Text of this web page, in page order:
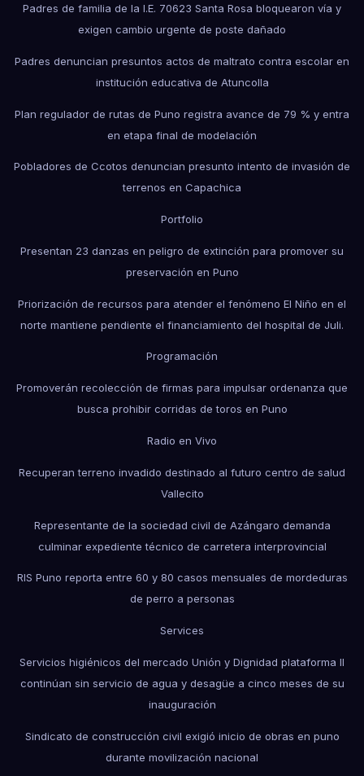
Padres de familia de la I.E. 70623 Santa Rosa bloquearon vía y
exigen cambio urgente de poste dañado
Padres denuncian presuntos actos de maltrato contra escolar en
institución educativa de Atuncolla
Plan regulador de rutas de Puno registra avance de 79 % y entra
en etapa final de modelación
Pobladores de Ccotos denuncian presunto intento de invasión de
terrenos en Capachica
Portfolio
Presentan 23 danzas en peligro de extinción para promover su
preservación en Puno
Priorización de recursos para atender el fenómeno El Niño en el
norte mantiene pendiente el financiamiento del hospital de Juli.
Programación
Promoverán recolección de firmas para impulsar ordenanza que
busca prohibir corridas de toros en Puno
Radio en Vivo
Recuperan terreno invadido destinado al futuro centro de salud
Vallecito
Representante de la sociedad civil de Azángaro demanda
culminar expediente técnico de carretera interprovincial
RIS Puno reporta entre 60 y 80 casos mensuales de mordeduras
de perro a personas
Services
Servicios higiénicos del mercado Unión y Dignidad plataforma II
continúan sin servicio de agua y desagüe a cinco meses de su
inauguración
Sindicato de construcción civil exigió inicio de obras en puno
durante movilización nacional